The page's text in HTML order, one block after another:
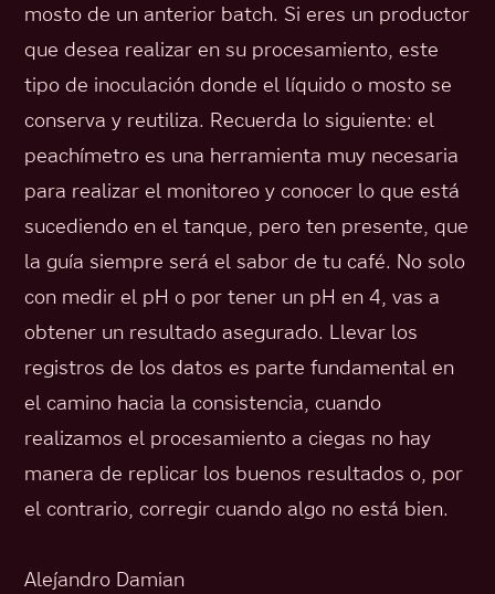
mosto de un anterior batch. Si eres un productor
que desea realizar en su procesamiento, este
tipo de inoculación donde el líquido o mosto se
conserva y reutiliza. Recuerda lo siguiente: el
peachímetro es una herramienta muy necesaria
para realizar el monitoreo y conocer lo que está
sucediendo en el tanque, pero ten presente, que
la guía siempre será el sabor de tu café. No solo
con medir el pH o por tener un pH en 4, vas a
obtener un resultado asegurado. Llevar los
registros de los datos es parte fundamental en
el camino hacia la consistencia, cuando
realizamos el procesamiento a ciegas no hay
manera de replicar los buenos resultados o, por
el contrario, corregir cuando algo no está bien.
Alejandro Damian